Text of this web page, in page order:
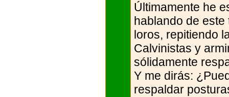
Últimamente he
hablando de este
loros, repitiendo
Calvinistas y
sólidamente
Y me dirás:
respaldar